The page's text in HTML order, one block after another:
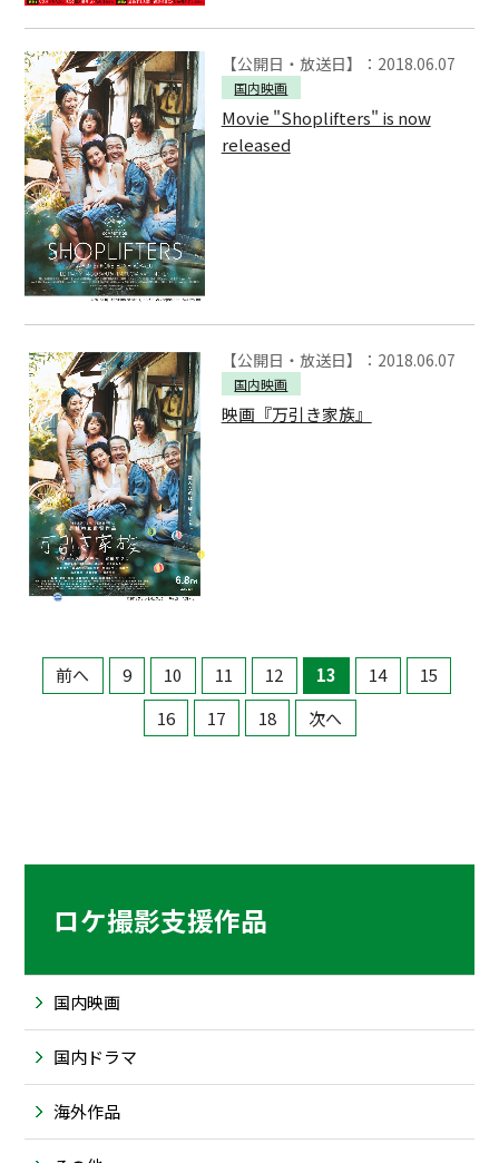
【公開日・放送日】：2018.06.07
国内映画
Movie "Shoplifters" is now
released
【公開日・放送日】：2018.06.07
国内映画
映画『万引き家族』
前へ 9 10 11 12 13 14
15
16
17 18 次へ
ロケ撮影支援作品
国内映画
国内ドラマ
海外作品